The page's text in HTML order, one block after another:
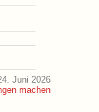
Juni 2026